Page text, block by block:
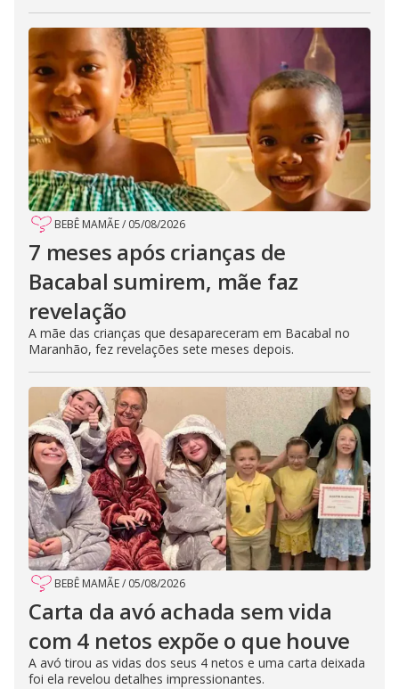
BEBÊ MAMÃE/ 05/08/2026
7 meses após crianças de
Bacabal sumirem, mãe faz
revelação
A mãe das crianças que desapareceram em Bacabal no
Maranhão, fez revelações sete meses depois.
BEBÊ MAMÃE/ 05/08/2026
Carta da avó achada sem vida
com 4 netos expõe o que houve
A avó tirou as vidas dos seus 4 netos e uma carta deixada
foi ela revelou detalhes impressionantes.